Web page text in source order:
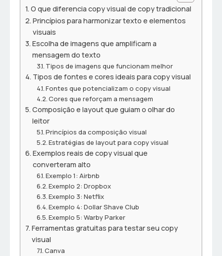
O que diferencia copy visual de copy tradicional
Princípios para harmonizar texto e elementos
visuais
Escolha de imagens que amplificam a
mensagem do texto
Tipos de imagens que funcionam melhor
Tipos de fontes e cores ideais para copy visual
Fontes que potencializam o copy visual
Cores que reforçam a mensagem
Composição e layout que guiam o olhar do
leitor
Princípios da composição visual
Estratégias de layout para copy visual
Exemplos reais de copy visual que
converteram alto
Exemplo 1: Airbnb
Exemplo 2: Dropbox
Exemplo 3: Netflix
Exemplo 4: Dollar Shave Club
Exemplo 5: Warby Parker
Ferramentas gratuitas para testar seu copy
visual
Canva